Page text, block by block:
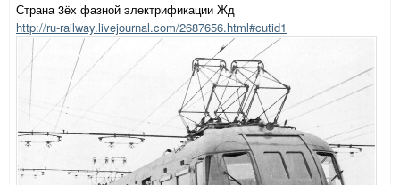
Страна 3ёх фазной электрификации Жд
http://ru-railway.livejournal.com/2687656.html#cutid1